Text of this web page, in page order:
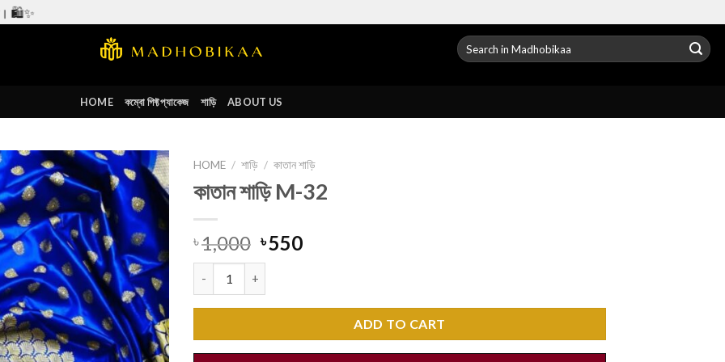
Search
for:
HOME কম্বো গিফ্ট প্যাকেজ শাড়ি ABOUT US
Add to
wishlist
HOME / শাড়ি / কাতান শাড়ি
কাতান শাড়ি M-32
৳1,000 ৳550
ADD TO CART